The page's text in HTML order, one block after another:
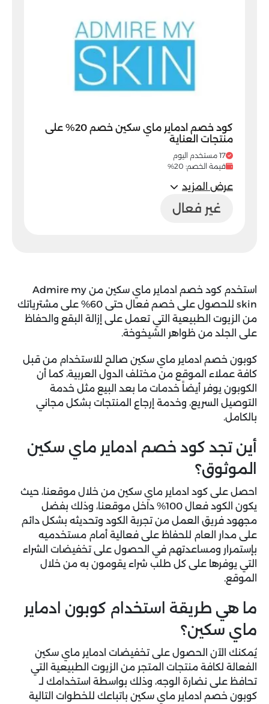
كود خصم ادماير ماي سكين خصم 20% على
منتجات العناية
17 مستخدم اليوم
قيمة الخصم: 20%
عرض المزيد
غير فعال
استخدم
كود خصم ادماير ماي سكين من Admire my
skin
للحصول على خصم فعال حتى 60% على مشترياتك
من الزيوت الطبيعية التي تعمل على إزالة البقع والحفاظ
على الجلد من ظواهر الشيخوخة.
كوبون خصم ادماير ماي سكين صالح للاستخدام من قبل
كافة عملاء الموقع من مختلف الدول العربية، كما أن
الكوبون يوفر أيضاً خدمات ما بعد البيع مثل خدمة
التوصيل السريع، وخدمة إرجاع المنتجات بشكل مجاني
بالكامل.
أين تجد كود خصم ادماير ماي سكين
الموثوق؟
احصل على كود ادماير ماي سكين من خلال موقعنا، حيث
يكون الكود فعال 100% داخل موقعنا، وذلك بفضل
مجهود فريق العمل من تجربة الكود وتحديثه بشكل دائم
على مدار العام للحفاظ على فعالية أمام مستخدميه
بإستمرار ومساعدتهم في الحصول على تخفيضات الشراء
التي يوفرها على كل طلب شراء يقومون به من خلال
الموقع.
ما هي طريقة استخدام كوبون ادماير
ماي سكين؟
يُمكنك الآن الحصول على تخفيضات ادماير ماي سكين
الفعالة لكافة منتجات المتجر من الزيوت الطبيعية التي
تحافظ على نضارة الوجه، وذلك بواسطة استخدامك لـ
كوبون خصم ادماير ماي سكين باتباعك للخطوات التالية